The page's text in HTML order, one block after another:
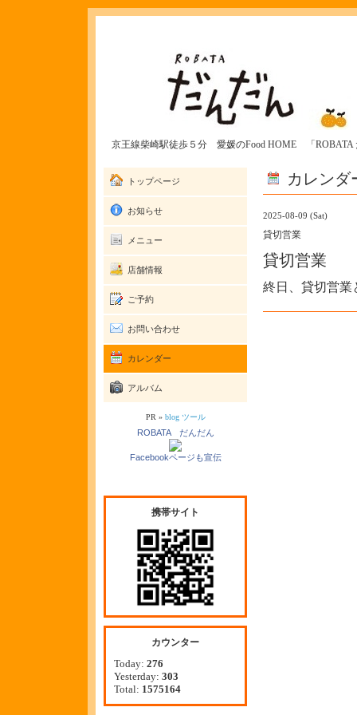
京王線柴崎駅徒歩５分 愛媛のFood HOME 「ROBATA
カレンダ
2025-08-09 (Sat)
貸切営業
貸切営業
終日、貸切営業
トップページ
お知らせ
メニュー
店舗情報
ご予約
お問い合わせ
カレンダー
アルバム
PR » blog ツール
ROBATA だんだん
Facebookページも宣伝
携帯サイト
カウンター
Today: 276
Yesterday: 303
Total: 1575164